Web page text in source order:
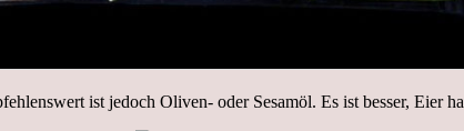
ist jedoch Oliven- oder Sesamöl. Es ist besser, Eier